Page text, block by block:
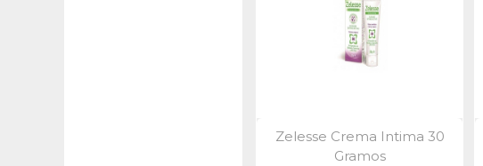
Vista Rápida
Zelesse Crema Intima 30
Gramos